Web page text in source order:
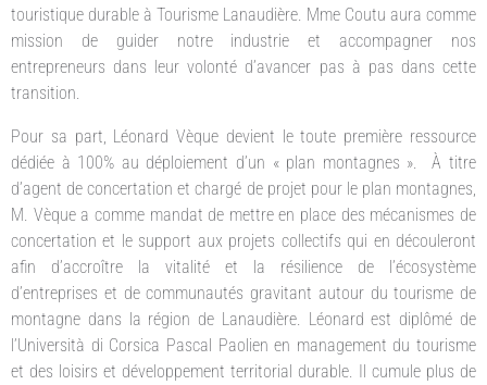
touristique durable à Tourisme Lanaudière. Mme Coutu aura comme
mission de guider notre industrie et accompagner nos
entrepreneurs dans leur volonté d’avancer pas à pas dans cette
transition.
Pour sa part, Léonard Vèque devient le toute première ressource
dédiée à 100% au déploiement d’un « plan montagnes ». À titre
d’agent de concertation et chargé de projet pour le plan montagnes,
M. Vèque a comme mandat de mettre en place des mécanismes de
concertation et le support aux projets collectifs qui en découleront
afin d’accroître la vitalité et la résilience de l’écosystème
d’entreprises et de communautés gravitant autour du tourisme de
montagne dans la région de Lanaudière. Léonard est diplômé de
l’Università di Corsica Pascal Paolien en management du tourisme
et des loisirs et développement territorial durable. Il cumule plus de